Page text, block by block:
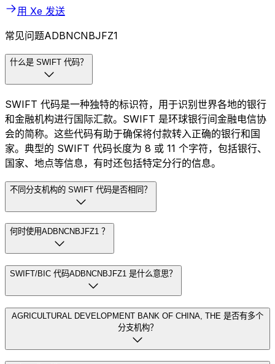
用 Xe 发送
常见问题ADBNCNBJFZ1
什么是 SWIFT 代码？
SWIFT 代码是一种独特的标识符，用于识别世界各地的银行
和金融机构进行国际汇款。SWIFT 是环球银行间金融电信协
会的简称。这些代码有助于确保将付款转入正确的银行和国
家。典型的 SWIFT 代码长度为 8 或 11 个字符，包括银行、
国家、地点等信息，有时还包括特定分行的信息。
不同分支机构的 SWIFT 代码是否相同？
何时使用ADBNCNBJFZ1 ？
SWIFT/BIC 代码ADBNCNBJFZ1 是什么意思？
AGRICULTURAL DEVELOPMENT BANK OF CHINA, THE 是否有多个
分支机构？